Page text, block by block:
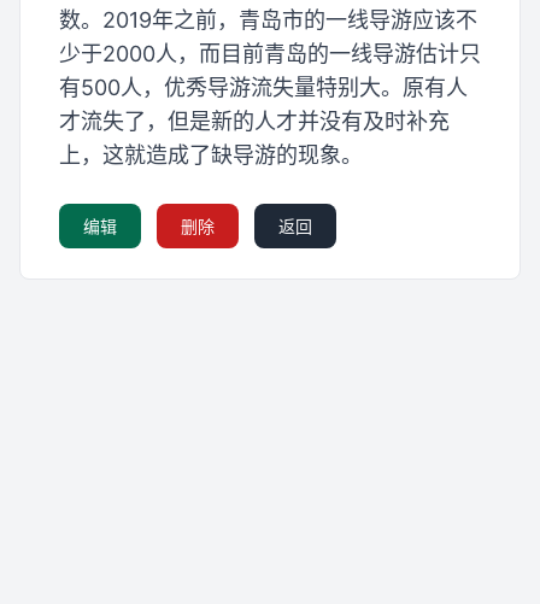
数。2019年之前，青岛市的一线导游应该不
少于2000人，而目前青岛的一线导游估计只
有500人，优秀导游流失量特别大。原有人
才流失了，但是新的人才并没有及时补充
上，这就造成了缺导游的现象。
编辑 删除 返回